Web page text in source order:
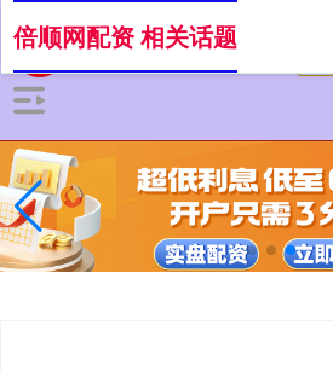
倍顺网配资 相关话题